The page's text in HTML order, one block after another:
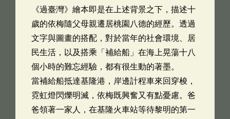
《過臺灣》繪本即是在上述背景之下，描述十
歲的依梅隨父母親遷居桃園八德的經歷。透過
文字與圖畫的搭配，對於當年的社會環境、居
民生活，以及搭乘「補給船」在海上晃蕩十八
個小時的難忘經驗，都有很生動的著墨。
當補給船抵達基隆港，岸邊計程車來回穿梭，
霓虹燈閃爍明滅，依梅既興奮又有點憂慮。爸
爸領著一家人，在基隆火車站等待黎明的第一